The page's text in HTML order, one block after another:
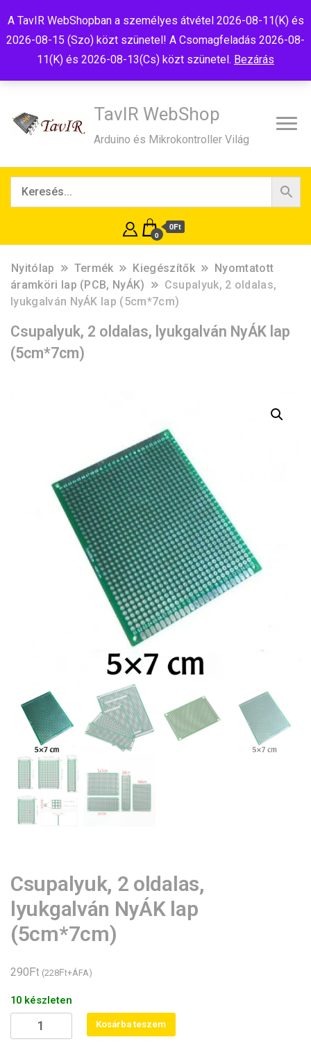
A TavIR WebShopban a személyes átvétel 2026-08-11(K) és
2026-08-15 (Szo) közt szünetel! A Csomagfeladás 2026-08-
11(K) és 2026-08-13(Cs) közt szünetel. Bezárás
TavIR WebShop
Arduino és Mikrokontroller Világ
0
0Ft
Nyitólap Termék Kiegészítők
Nyomtatott
áramköri lap (PCB, NyÁK)
Csupalyuk, 2 oldalas,
lyukgalván NyÁK lap (5cm*7cm)
Csupalyuk, 2 oldalas, lyukgalván NyÁK lap
(5cm*7cm)
Csupalyuk, 2 oldalas,
lyukgalván NyÁK lap
(5cm*7cm)
290Ft (228Ft+ÁFA)
10 készleten
Csupalyuk,
2
Kosárba teszem